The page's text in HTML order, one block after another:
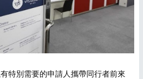
特別需要的申請人攜帶同行者前來